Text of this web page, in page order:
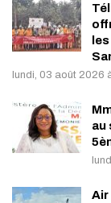
lundi, 03 août 2026
au
Air